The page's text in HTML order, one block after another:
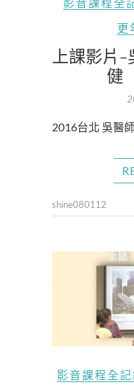
影音課程全
更
上課影片-
健
2016台北 吳醫
shine080112
影音課程全記